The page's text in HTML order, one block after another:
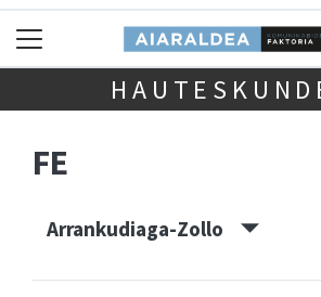
FE
Arrankudiaga-Zollo